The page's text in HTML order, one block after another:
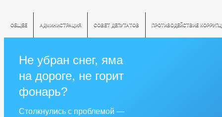
ОБЩЕЕ АДМИНИСТРАЦИЯ СОВЕТ ДЕПУТАТОВ ПРОТИВОДЕЙСТВИЕ
Не убран снег, яма
на дороге, не горит
фонарь?
Столкнулись с проблемой —